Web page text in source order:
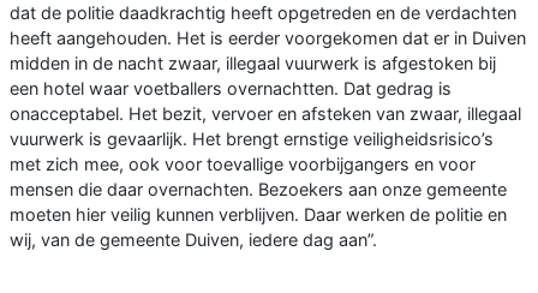
dat de politie daadkrachtig heeft opgetreden en de verdachten
heeft aangehouden. Het is eerder voorgekomen dat er in Duiven
midden in de nacht zwaar, illegaal vuurwerk is afgestoken bij
een hotel waar voetballers overnachtten. Dat gedrag is
onacceptabel. Het bezit, vervoer en afsteken van zwaar, illegaal
vuurwerk is gevaarlijk. Het brengt ernstige veiligheidsrisico’s
met zich mee, ook voor toevallige voorbijgangers en voor
mensen die daar overnachten. Bezoekers aan onze gemeente
moeten hier veilig kunnen verblijven. Daar werken de politie en
wij, van de gemeente Duiven, iedere dag aan”.